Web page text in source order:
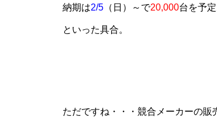
グランドクローズ
納期は2/5 （日）～で20,000台を予
といった具合。
ただですね・・・競合メーカーの販